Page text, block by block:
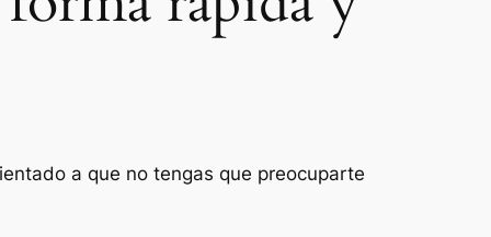
a que no tengas que preocuparte